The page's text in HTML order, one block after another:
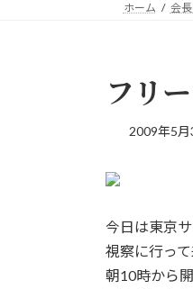
ホーム 会
フリ
2009年5月
今日は東京
視察に行って
朝10時から